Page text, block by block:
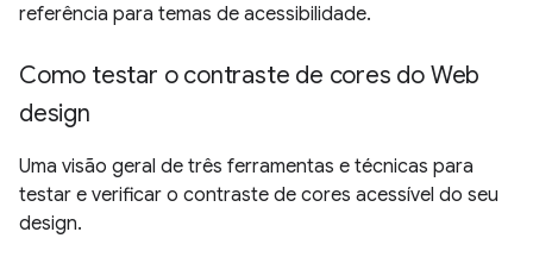
referência para temas de acessibilidade.
Como testar o contraste de cores do Web
design
Uma visão geral de três ferramentas e técnicas para
testar e verificar o contraste de cores acessível do seu
design.